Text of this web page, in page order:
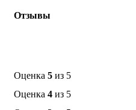
Отзывы
Оценка 5 из 5
Оценка 4 из 5